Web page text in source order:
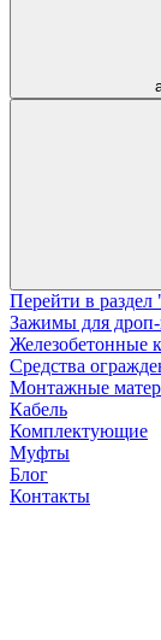
Перейти в
Зажимы для дроп-
Железобетонные
Средства
Монтажные
Кабель
Комплектующие
Муфты
Блог
Контакты